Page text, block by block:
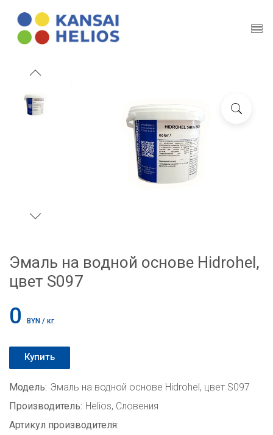
Эмаль на водной основе Hidrohel,
цвет S097
0 BYN / кг
Купить
Модель: Эмаль на водной основе Hidrohel, цвет S097
Производитель: Helios, Словения
Артикул производителя: